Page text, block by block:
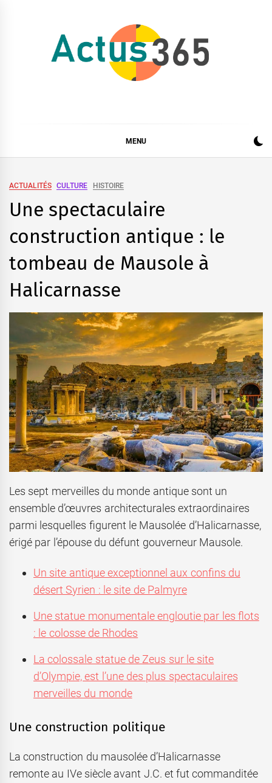
MENU
ACTUALITÉS CULTURE HISTOIRE
Une spectaculaire
construction antique : le
tombeau de Mausole à
Halicarnasse
Les sept merveilles du monde antique sont un
ensemble d’œuvres architecturales extraordinaires
parmi lesquelles figurent le Mausolée d’Halicarnasse,
érigé par l’épouse du défunt gouverneur Mausole.
Un site antique exceptionnel aux confins du
désert Syrien : le site de Palmyre
Une statue monumentale engloutie par les flots
: le colosse de Rhodes
La colossale statue de Zeus sur le site
d’Olympie, est l’une des plus spectaculaires
merveilles du monde
Une construction politique
La construction du mausolée d’Halicarnasse
remonte au IVe siècle avant J.C. et fut commanditée